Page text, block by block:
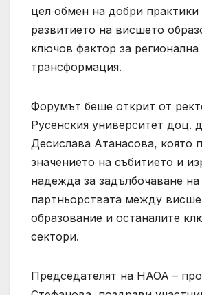
цел обмен на добри практики
развитието на висшето
ключов фактор за регионална
трансформация.
Форумът беше открит от
Русенския университет доц.
Десислава Атанасова, която
значението на събитието и
надежда за задълбочаване на
партньорствата между
образование и останалите
сектори.
Председателят на НАОА –